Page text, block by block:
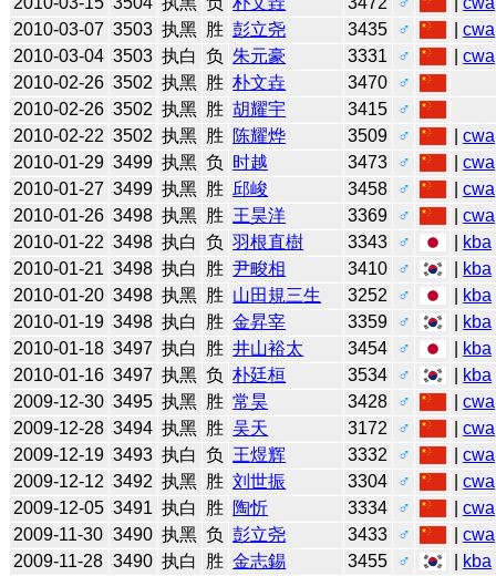
2010-03-07 3503 执黑 胜 彭立尧 3435 ♂ |cwa
2010-03-04 3503 执白 负 朱元豪 3331 ♂ |cwa
2010-02-26 3502 执黑 胜 朴文垚 3470
♂
2010-02-26 3502 执黑 胜 胡耀宇 3415
♂
2010-02-22 3502 执黑 胜 陈耀烨 3509 ♂ |cwa
2010-01-29 3499 执黑 负 时越 3473 ♂ |cwa
2010-01-27 3499 执黑 胜 邱峻 3458 ♂ |cwa
2010-01-26 3498 执黑 胜 王昊洋 3369 ♂ |cwa
2010-01-22 3498 执白 负 羽根直樹 3343 ♂ kba
2010-01-21 3498 执白 胜 尹畯相 3410 ♂ kba
2010-01-20 3498 执黑 胜 山田規三生 3252 ♂ kba
2010-01-19 3498 执白 胜 金昇宰 3359 ♂ kba
2010-01-18 3497 执白 胜 井山裕太 3454 ♂ kba
2010-01-16 3497 执黑 负 朴廷桓 3534 ♂ kba
2009-12-30 3495 执黑 胜 常昊 3428 ♂ |cwa
2009-12-28 3494 执黑 胜 吴天 3172 ♂ |cwa
2009-12-19 3493 执白 负 王煜辉 3332 ♂ |cwa
2009-12-12 3492 执黑 胜 刘世振 3304 ♂ |cwa
2009-12-05 3491 执白 胜 陶忻 3334 ♂ |cwa
2009-11-30 3490 执黑 负 彭立尧 3433 ♂ |cwa
2009-11-28 3490 执白 胜 金志錫 3455 ♂ kba